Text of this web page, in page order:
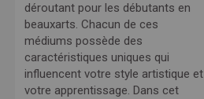
déroutant pour les débutants en
beauxarts. Chacun de ces
médiums possède des
caractéristiques uniques qui
influencent votre style artistique et
votre apprentissage. Dans cet